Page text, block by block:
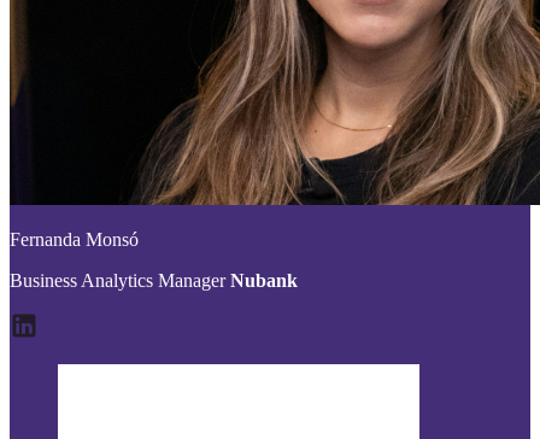
Fernanda Monsó
Business Analytics ManagerNubank